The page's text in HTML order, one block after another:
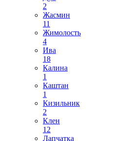
2
Жасмин
11
Жимолость
4
Ива
18
Калина
1
Каштан
1
Кизильник
2
Клен
12
Лапчатка